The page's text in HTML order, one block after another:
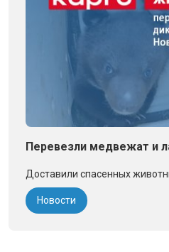
Перевезли медвежат и
Доставили спасенных
Новости